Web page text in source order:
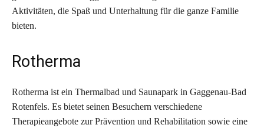
Aktivitäten, die Spaß und Unterhaltung für die ganze Familie
bieten.
Rotherma
Rotherma ist ein Thermalbad und Saunapark in Gaggenau-Bad
Rotenfels. Es bietet seinen Besuchern verschiedene
Therapieangebote zur Prävention und Rehabilitation sowie eine